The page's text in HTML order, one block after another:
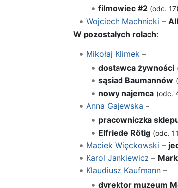
filmowiec #2 (odc. 17)
Wojciech Machnicki –
W pozostałych rolach:
Mikołaj Klimek –
dostawca żywności
sąsiad Baumannów
nowy najemca (odc.
Anna Gajewska –
pracowniczka
Elfriede Rötig (odc.
Maciek Więckowski –
Karol Jankiewicz – Mark
Klaudiusz Kaufmann–
dyrektor muzeum